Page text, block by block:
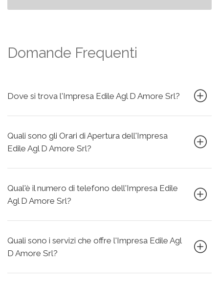
Domande Frequenti
Dove si trova l'Impresa Edile Agl D Amore Srl?
Quali sono gli Orari di Apertura dell'Impresa
Edile Agl D Amore Srl?
Qual'è il numero di telefono dell'Impresa Edile
Agl D Amore Srl?
Quali sono i servizi che offre l'Impresa Edile Agl
D Amore Srl?